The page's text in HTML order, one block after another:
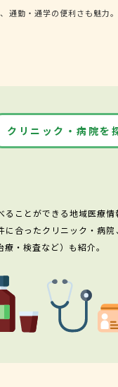
通勤・通学の便利さも魅力
クリニック・病院を
ことができる地域医療情
合ったクリニック・病院
・検査など）も紹介。